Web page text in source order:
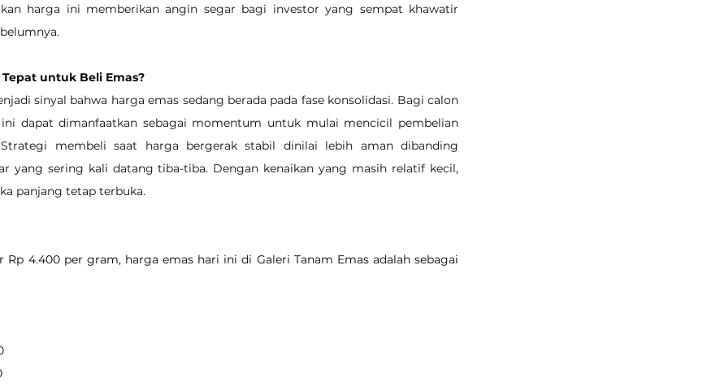
harga ini memberikan angin segar bagi investor yang sempat khawatir
untuk Beli Emas?
sinyal bahwa harga emas sedang berada pada fase konsolidasi. Bagi calon
dapat dimanfaatkan sebagai momentum untuk mulai mencicil pembelian
membeli saat harga bergerak stabil dinilai lebih aman dibanding
yang sering kali datang tiba-tiba. Dengan kenaikan yang masih relatif kecil,
panjang tetap terbuka.
Rp 4.400 per gram, harga emas hari ini di Galeri Tanam Emas adalah sebagai